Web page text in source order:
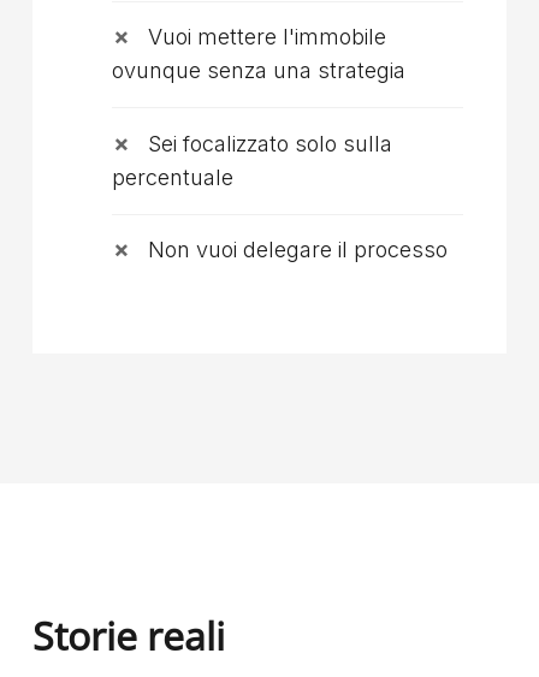
Vuoi mettere l'immobile
ovunque senza una strategia
Sei focalizzato solo sulla
percentuale
Non vuoi delegare il processo
Storie reali